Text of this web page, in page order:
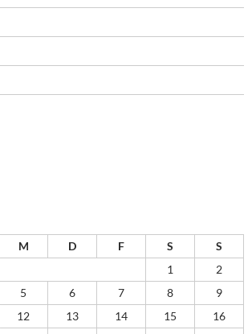
M D F S
S
1
2
5 6 7 8
9
12 13 14 15
16